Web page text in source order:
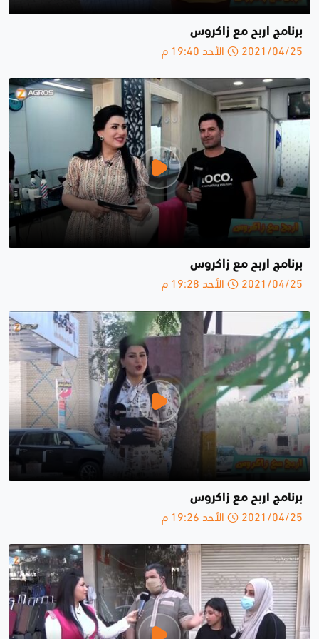
برنامج اربح مع زاكروس
2021/04/25 الأحد 19:40 م
برنامج اربح مع زاكروس
2021/04/25 الأحد 19:28 م
برنامج اربح مع زاكروس
2021/04/25 الأحد 19:26 م